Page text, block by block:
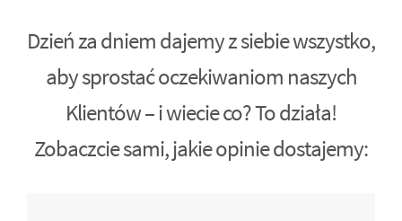
Dzień za dniem dajemy z siebie wszystko,
aby sprostać oczekiwaniom naszych
Klientów – i wiecie co? To działa!
Zobaczcie sami, jakie opinie dostajemy: